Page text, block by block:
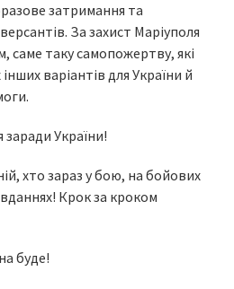
затримання та
За захист Маріуполя
саме таку самопожертву, які
варіантів для України й
заради України!
хто зараз у бою, на бойових
Крок за кроком
буде!